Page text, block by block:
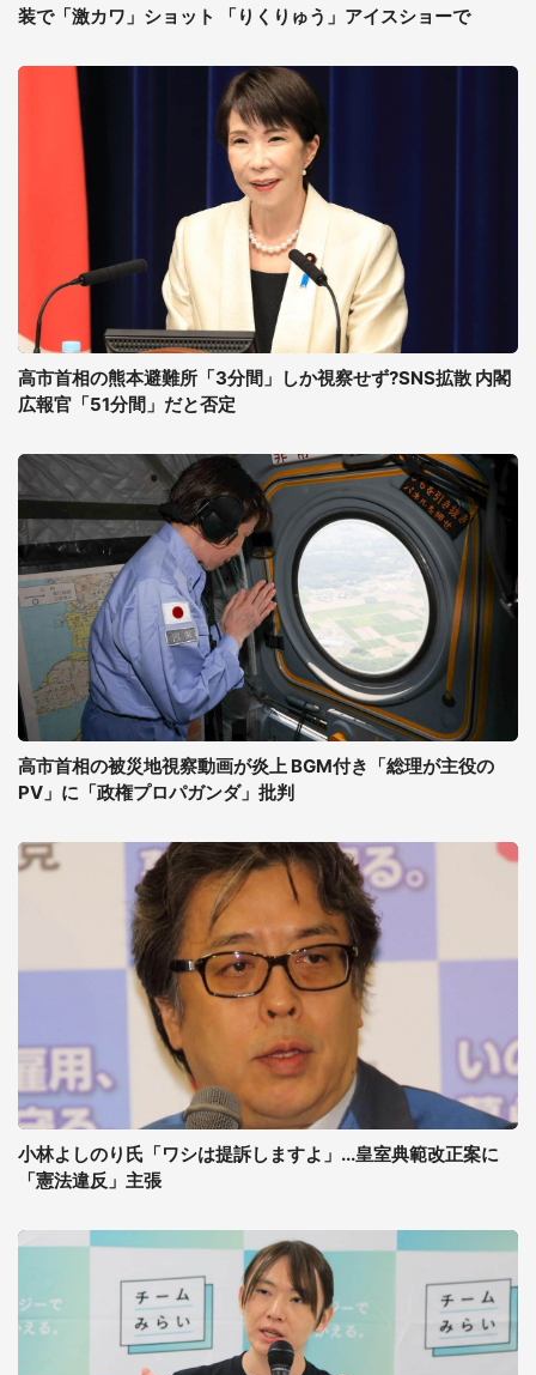
装で「激カワ」ショット 「りくりゅう」アイスショーで
高市首相の熊本避難所「3分間」しか視察せず?SNS拡散 内閣
広報官「51分間」だと否定
高市首相の被災地視察動画が炎上 BGM付き「総理が主役の
PV」に「政権プロパガンダ」批判
小林よしのり氏「ワシは提訴しますよ」...皇室典範改正案に
「憲法違反」主張